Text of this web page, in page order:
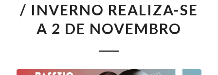
/ INVERNO REALIZA-SE
A 2 DE NOVEMBRO